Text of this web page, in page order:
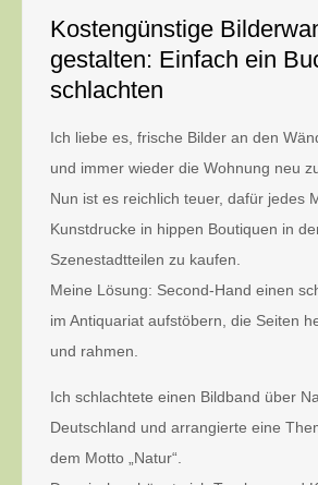
Kostengünstige
gestalten: Einfach ein
schlachten
Ich liebe es, frische Bilder an den
und immer wieder die Wohnung neu
Nun ist es reichlich teuer, dafür jedes
Kunstdrucke in hippen Boutiquen in
Szenestadtteilen zu kaufen.
Meine Lösung: Second-Hand einen
im Antiquariat aufstöbern, die Seiten
und rahmen.
Ich schlachtete einen Bildband über
Deutschland und arrangierte eine
dem Motto „Natur“.